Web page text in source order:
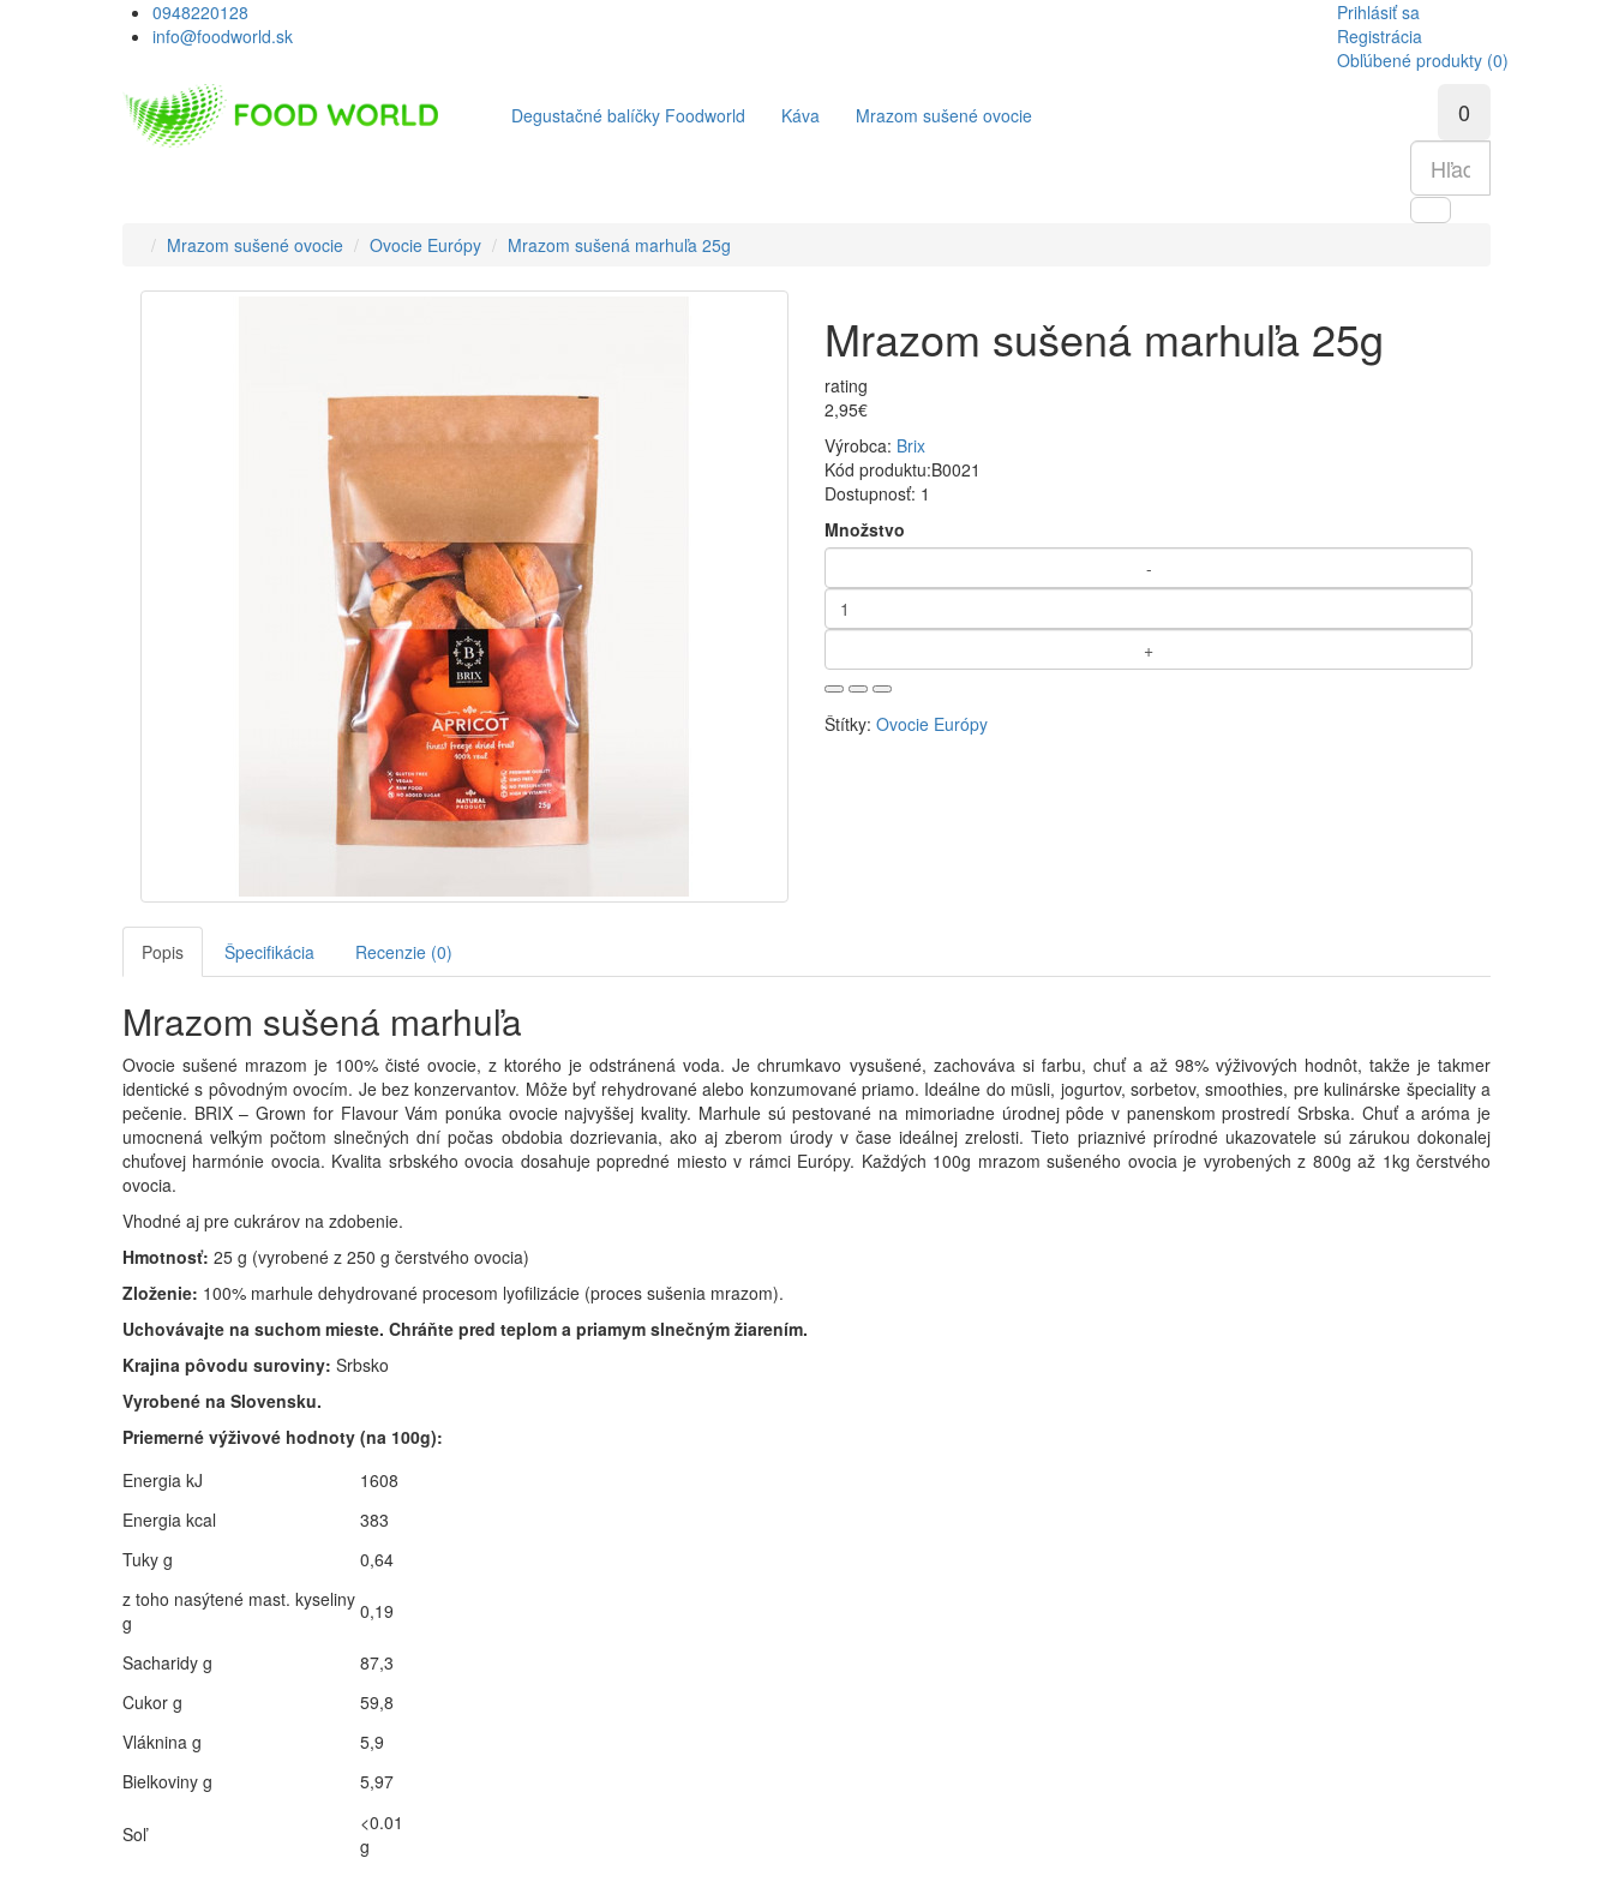
0948220128
info@foodworld.sk
Prihlásiť sa
Registrácia
Obľúbené produkty (0)
0
Degustačné balíčky Foodworld Káva Mrazom sušené ovocie
Mrazom sušené ovocie Ovocie Európy Mrazom sušená marhuľa 25g
Mrazom sušená marhuľa 25g
rating
2,95€
Výrobca: Brix
Kód produktu:B0021
Dostupnosť: 1
Množstvo
Štítky: Ovocie Európy
Popis Špecifikácia Recenzie (0)
Mrazom sušená marhuľa
Ovocie sušené mrazom je 100% čisté ovocie, z ktorého je odstránená voda. Je chrumkavo vysušené, zachováva si farbu, chuť a až 98% výživových hodnôt, takže je takmer
identické s pôvodným ovocím. Je bez konzervantov. Môže byť rehydrované alebo konzumované priamo. Ideálne do müsli, jogurtov, sorbetov, smoothies, pre kulinárske špeciality a
pečenie. BRIX – Grown for Flavour Vám ponúka ovocie najvyššej kvality. Marhule sú pestované na mimoriadne úrodnej pôde v panenskom prostredí Srbska. Chuť a aróma je
umocnená veľkým počtom slnečných dní počas obdobia dozrievania, ako aj zberom úrody v čase ideálnej zrelosti. Tieto priaznivé prírodné ukazovatele sú zárukou dokonalej
chuťovej harmónie ovocia. Kvalita srbského ovocia dosahuje popredné miesto v rámci Európy. Každých 100g mrazom sušeného ovocia je vyrobených z 800g až 1kg čerstvého
ovocia.
Vhodné aj pre cukrárov na zdobenie.
Hmotnosť: 25 g (vyrobené z 250 g čerstvého ovocia)
Zloženie: 100% marhule dehydrované procesom lyofilizácie (proces sušenia mrazom).
Uchovávajte na suchom mieste. Chráňte pred teplom a priamym slnečným žiarením.
Krajina pôvodu suroviny: Srbsko
Vyrobené na Slovensku.
Priemerné výživové hodnoty (na 100g):
Energia kJ
1608
Energia kcal
383
Tuky g
0,64
z toho nasýtené mast. kyseliny
g
0,19
Sacharidy g
87,3
Cukor g
59,8
Vláknina g
5,9
Bielkoviny g
5,97
Soľ
<0.01
g